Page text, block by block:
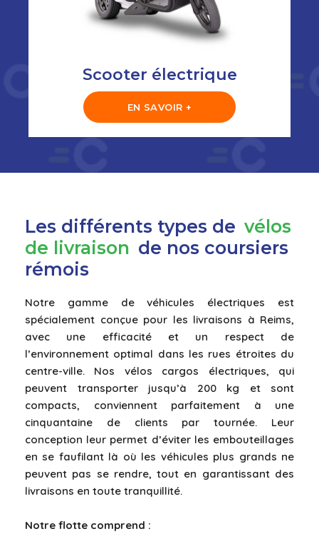
Scooter électrique
EN SAVOIR +
Les différents types de vélos
de livraison de nos coursiers
rémois
Notre gamme de véhicules électriques est
spécialement conçue pour les livraisons à Reims,
avec une efficacité et un respect de
l’environnement optimal dans les rues étroites du
centre-ville. Nos vélos cargos électriques, qui
peuvent transporter jusqu’à 200 kg et sont
compacts, conviennent parfaitement à une
cinquantaine de clients par tournée. Leur
conception leur permet d’éviter les embouteillages
en se faufilant là où les véhicules plus grands ne
peuvent pas se rendre, tout en garantissant des
livraisons en toute tranquillité.
Notre flotte comprend :